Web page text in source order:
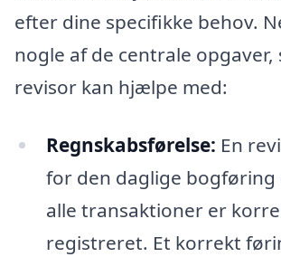
efter dine specifikke behov.
nogle af de centrale opgaver,
revisor kan hjælpe med:
Regnskabsførelse: En
for den daglige bogføring
alle transaktioner er
registreret. Et korrekt